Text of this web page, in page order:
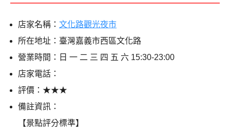
店家名稱： 文化路觀光夜市
所在地址：臺灣嘉義市西區文化路
營業時間：日 一 二 三 四 五 六 15:30-23:00
店家電話：
評價：★★★
備註資訊：
【景點評分標準】